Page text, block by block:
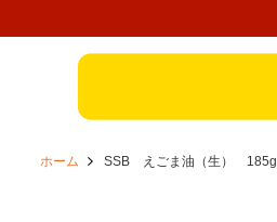
ホーム SSB えごま油（生） 185g